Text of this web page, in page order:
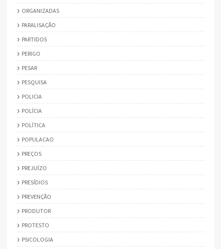
ORGANIZADAS
PARALISAÇÃO
PARTIDOS
PERIGO
PESAR
PESQUISA
POLICIA
POLÍCIA
POLÍTICA
POPULACAO
PREÇOS
PREJUÍZO
PRESÍDIOS
PREVENÇÃO
PRODUTOR
PROTESTO
PSICOLOGIA